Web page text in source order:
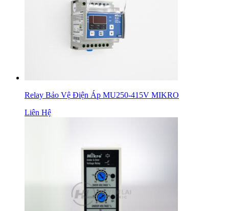
Relay Bảo Vệ Điện Áp MU250-415V MIKRO
Liên Hệ